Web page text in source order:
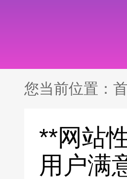
您当前位置：
**网站
用户满